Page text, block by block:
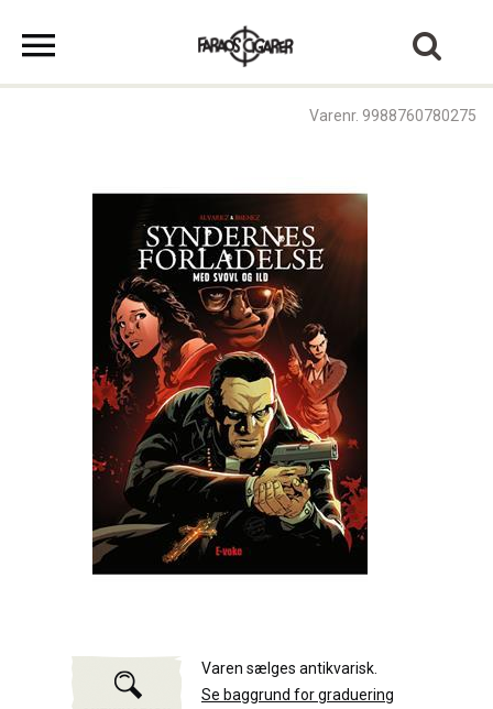
Varenr. 9988760780275
Varen sælges antikvarisk.
Se baggrund for graduering